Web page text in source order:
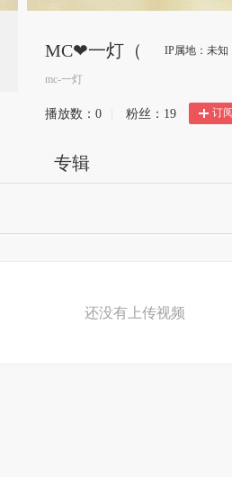
MC❤一灯（ IP属地：未知
mc-一灯
播放数： 0 粉丝： 19 订
专辑
还没有上传视频